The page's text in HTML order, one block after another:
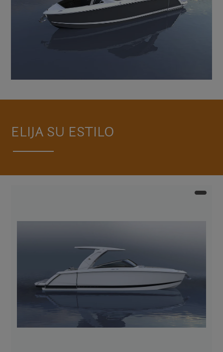
ELIJA SU ESTILO